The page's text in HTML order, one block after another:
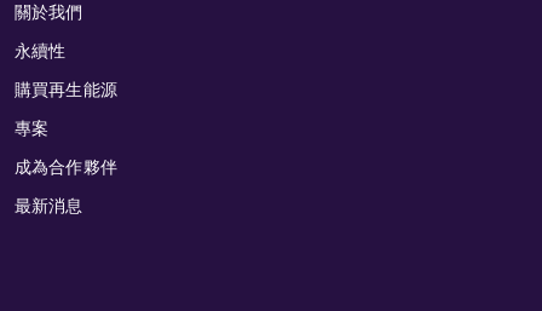
關於我們
永續性
購買再生能源
專案
成為合作夥伴
最新消息